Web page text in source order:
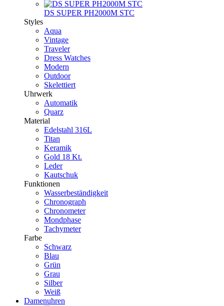
DS SUPER PH2000M STC
Styles
Aqua
Vintage
Traveler
Dress Watches
Modern
Outdoor
Skelettiert
Uhrwerk
Automatik
Quarz
Material
Edelstahl 316L
Titan
Keramik
Gold 18 Kt.
Leder
Kautschuk
Funktionen
Wasserbeständigkeit
Chronograph
Chronometer
Mondphase
Tachymeter
Farbe
Schwarz
Blau
Grün
Grau
Silber
Weiß
Damenuhren